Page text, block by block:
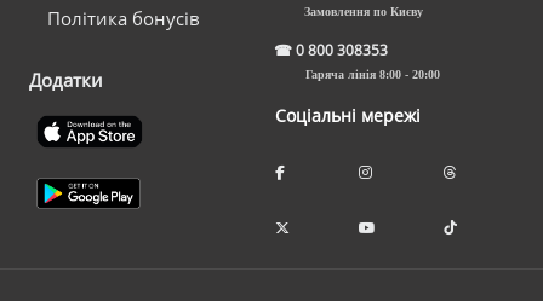
Політика бонусів
Додатки
Замовлення по Києву
☎0 800 308353
Гаряча лінія 8:00 - 20:00
Соціальні мережі